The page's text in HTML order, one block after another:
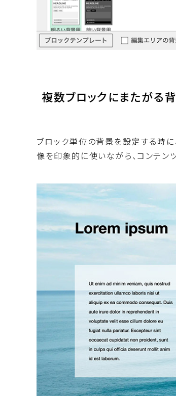
複数ブロックにまたがる
ブロック単位の背景を設定する時に
像を印象的に使いながら、コンテン